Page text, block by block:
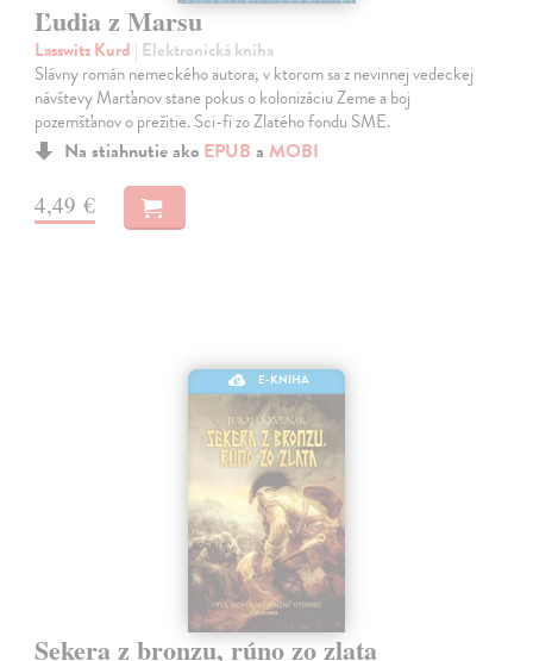
Ľudia z Marsu
Lasswitz Kurd | Elektronická kniha
Slávny román nemeckého autora, v ktorom sa z nevinnej vedeckej
návštevy Marťanov stane pokus o kolonizáciu Zeme a boj
pozemšťanov o prežitie. Sci-fi zo Zlatého fondu SME.
Na stiahnutie ako EPUB a MOBI
4,49 €
E-KNIHA
Sekera z bronzu, rúno zo zlata